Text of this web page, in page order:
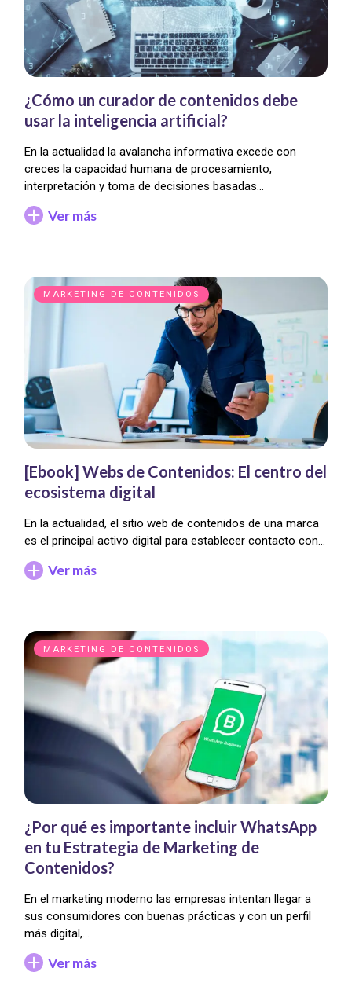
¿Cómo un curador de contenidos debe
usar la inteligencia artificial?
En la actualidad la avalancha informativa excede con
creces la capacidad humana de procesamiento,
interpretación y toma de decisiones basadas…
Ver más
MARKETING DE CONTENIDOS
[Ebook] Webs de Contenidos: El centro del
ecosistema digital
En la actualidad, el sitio web de contenidos de una marca
es el principal activo digital para establecer contacto con…
Ver más
MARKETING DE CONTENIDOS
¿Por qué es importante incluir WhatsApp
en tu Estrategia de Marketing de
Contenidos?
En el marketing moderno las empresas intentan llegar a
sus consumidores con buenas prácticas y con un perfil
más digital,…
Ver más